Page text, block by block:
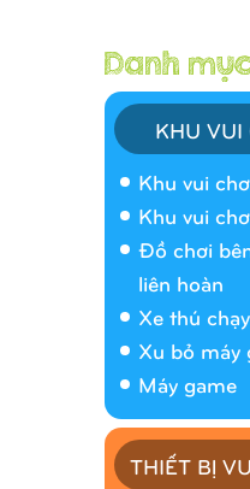
KHU VUI
Khu vui
Khu vui
Đồ chơi
liên hoàn
Xe thú
Xu bỏ máy
Máy game
THIẾT BỊ